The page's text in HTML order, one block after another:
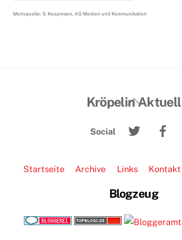
Motivquelle: S. Koopmann, AG Medien und Kommunikation
Back
Top
Kröpelin Aktuell
Social
Twitter
Startseite Archive Links Kontakt
Blogzeug